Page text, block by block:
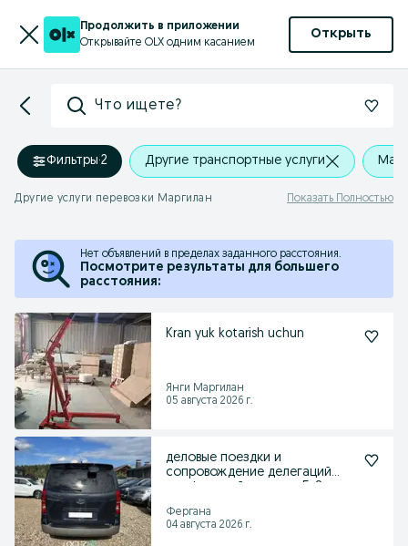
Продолжить в приложении
Открывайте OLX одним касанием
Открыть
Что ищете?
Фильтры·2 Другие транспортные услуги
Другие услуги перевозки Маргилан Показать Полностью
Нет объявлений в пределах заданного расстояния.
Посмотрите результаты для большего
расстояния:
Kran yuk kotarish uchun
Янги Маргилан
05 августа 2026 г.
деловые поездки и
сопровождение делегаций
Фергана
04 августа 2026 г.